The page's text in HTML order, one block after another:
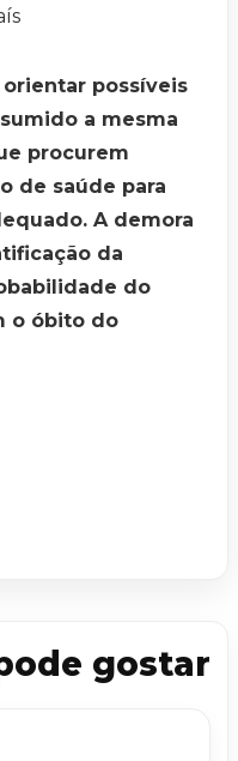
possíveis
a mesma
procurem
de saúde para
A demora
da
do
o óbito do
gostar